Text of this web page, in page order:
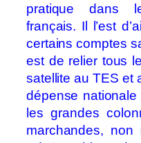
pratique dans
français. Il l’est
certains comptes
est de relier tous
satellite au TES et
dépense nationale
les grandes
marchandes, non